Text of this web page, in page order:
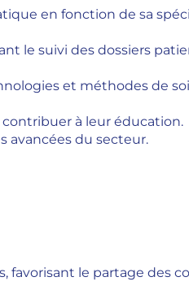
en fonction de sa
le suivi des dossiers
et méthodes de
à leur éducation.
avancées du secteur.
le partage des